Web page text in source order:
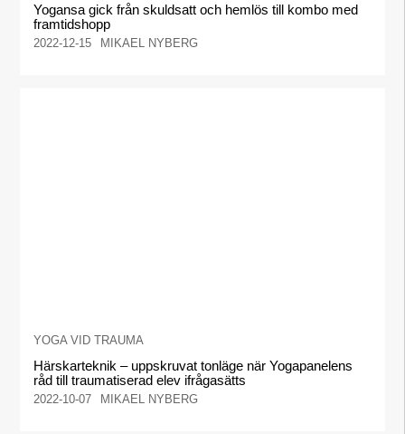
Yogansa gick från skuldsatt och hemlös till kombo med
framtidshopp
2022-12-15 MIKAEL NYBERG
YOGA VID TRAUMA
Härskarteknik – uppskruvat tonläge när Yogapanelens
råd till traumatiserad elev ifrågasätts
2022-10-07 MIKAEL NYBERG